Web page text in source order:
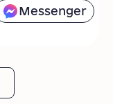
Messenger